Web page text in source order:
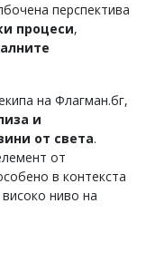
перспектива
процеси,
на Флагман.бг,
и
от света.
от
в контекста
ниво на